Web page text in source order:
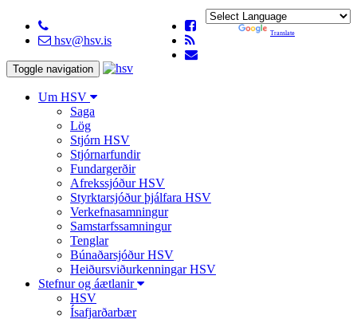
hsv@hsv.is
Translate
Toggle navigation
Um HSV
Saga
Lög
Stjórn HSV
Stjórnarfundir
Fundargerðir
Afrekssjóður HSV
Styrktarsjóður þjálfara HSV
Verkefnasamningur
Samstarfssamningur
Tenglar
Búnaðarsjóður HSV
Heiðursviðurkenningar HSV
Stefnur og áætlanir
HSV
Ísafjarðarbær